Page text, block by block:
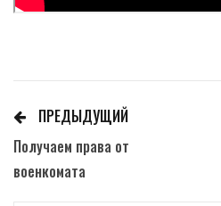
ПРЕДЫДУЩИЙ
Получаем права от
военкомата